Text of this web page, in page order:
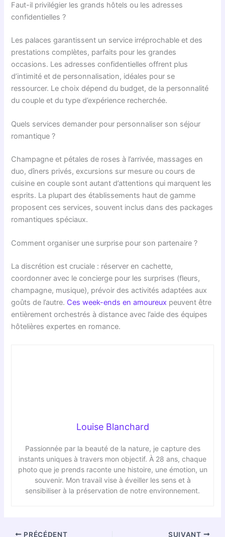
Faut-il privilégier les grands hôtels ou les adresses
confidentielles ?
Les palaces garantissent un service irréprochable et des
prestations complètes, parfaits pour les grandes
occasions. Les adresses confidentielles offrent plus
d’intimité et de personnalisation, idéales pour se
ressourcer. Le choix dépend du budget, de la personnalité
du couple et du type d’expérience recherchée.
Quels services demander pour personnaliser son séjour
romantique ?
Champagne et pétales de roses à l’arrivée, massages en
duo, dîners privés, excursions sur mesure ou cours de
cuisine en couple sont autant d’attentions qui marquent les
esprits. La plupart des établissements haut de gamme
proposent ces services, souvent inclus dans des packages
romantiques spéciaux.
Comment organiser une surprise pour son partenaire ?
La discrétion est cruciale : réserver en cachette,
coordonner avec le concierge pour les surprises (fleurs,
champagne, musique), prévoir des activités adaptées aux
goûts de l’autre. Ces week-ends en amoureux peuvent être
entièrement orchestrés à distance avec l’aide des équipes
hôtelières expertes en romance.
Louise Blanchard
Passionnée par la beauté de la nature, je capture des
instants uniques à travers mon objectif. À 28 ans, chaque
photo que je prends raconte une histoire, une émotion, un
souvenir. Mon travail vise à éveiller les sens et à
sensibiliser à la préservation de notre environnement.
PRÉCÉDENT SUIVANT